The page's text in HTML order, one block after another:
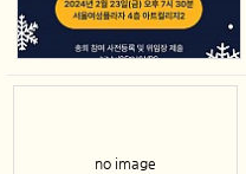
no image